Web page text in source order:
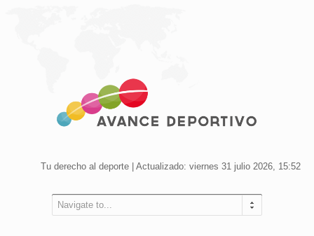
Tu derecho al deporte | Actualizado: viernes 31 julio 2026, 15:52
Navigate to...